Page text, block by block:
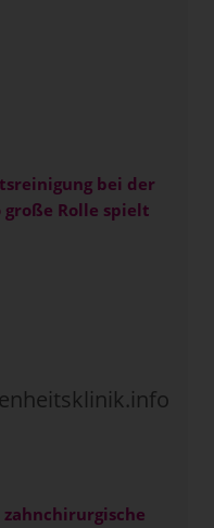
bei der
große Rolle spielt
zahnchirurgische